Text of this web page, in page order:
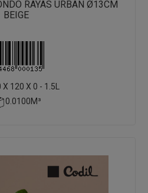
RAYAS URBAN Ø13CM
BEIGE
X 120 X 0 - 1.5L
0.0100M³